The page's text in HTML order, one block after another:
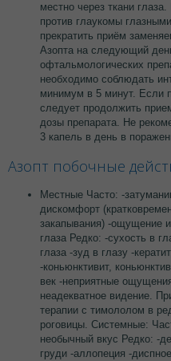
местно через ткани
против глаукомы
прекратить приём
Азопта на следующий
офтальмологических
необходимо соблюдать
минимум в 5 минут. Если
следует продолжить
дозы препарата. Не
3 капель в день в
Азопт побочные
Местные Часто: -
дискомфорт
закапывания) -ощущение
глаза Редко: -сухость в
глаза -зуд в глазу -
-коньюнктивит,
век -неприятные
неадекватное видение.
терапии с тимололом в
роговицы. Системные:
необычный вкус Редко: -
груди -аллопеция -